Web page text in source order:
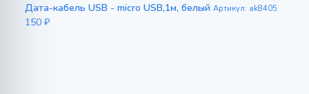
Дата-кабель USB - micro USB,1м, белый Артикул: ak8405
150 ₽